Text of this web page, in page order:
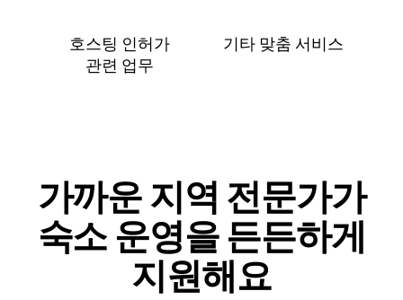
호스팅 인허가
관⁠련 업⁠무
기타 맞춤 서비스
가까운 지역 전문가가
숙소 운영을 든든하게
지원해요